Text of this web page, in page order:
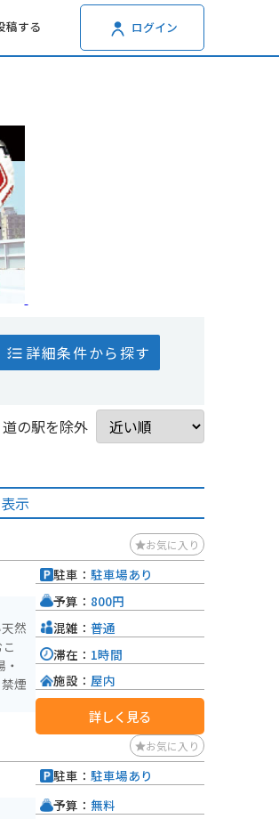
稿する ログイン
詳細条件から探す
道の駅を除外
示
お気に入り
然
煙
駐車： 駐車場あり
予算： 800円
混雑： 普通
滞在： 1時間
施設： 屋内
詳しく見る
お気に入り
駐車： 駐車場あり
予算： 無料